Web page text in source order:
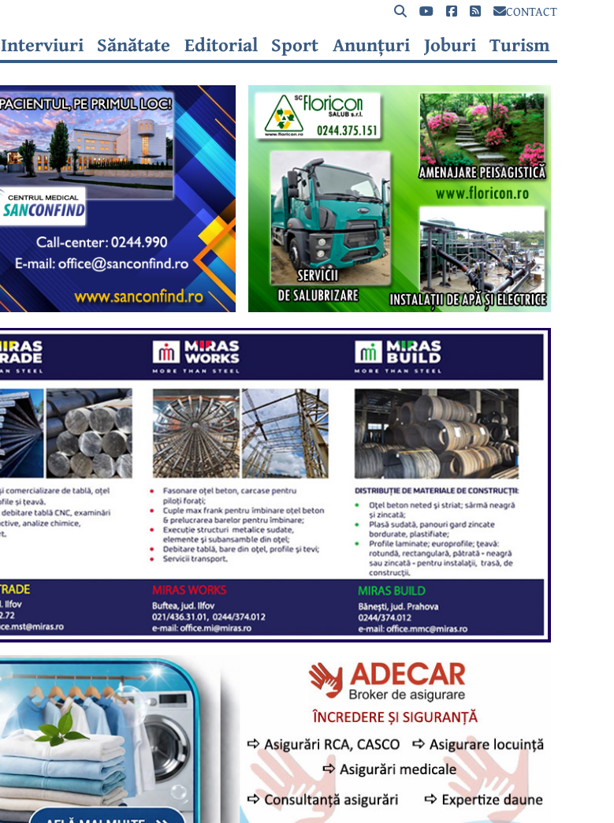
CONTACT
Interviuri Sănătate Editorial Sport Anunțuri Joburi Turism